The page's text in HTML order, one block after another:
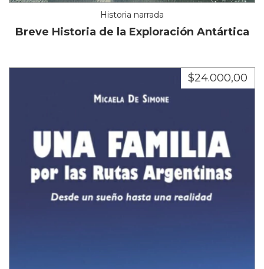
Historia narrada
Breve Historia de la Exploración Antártica
$24.000,00